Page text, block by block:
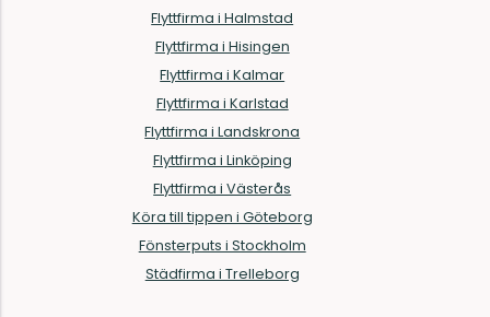
Flyttfirma i Halmstad
Flyttfirma i Hisingen
Flyttfirma i Kalmar
Flyttfirma i Karlstad
Flyttfirma i Landskrona
Flyttfirma i Linköping
Flyttfirma i Västerås
Köra till tippen i Göteborg
Fönsterputs i Stockholm
Städfirma i Trelleborg